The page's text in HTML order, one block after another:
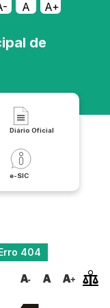
A A+
de
Diário Oficial
e-SIC
404